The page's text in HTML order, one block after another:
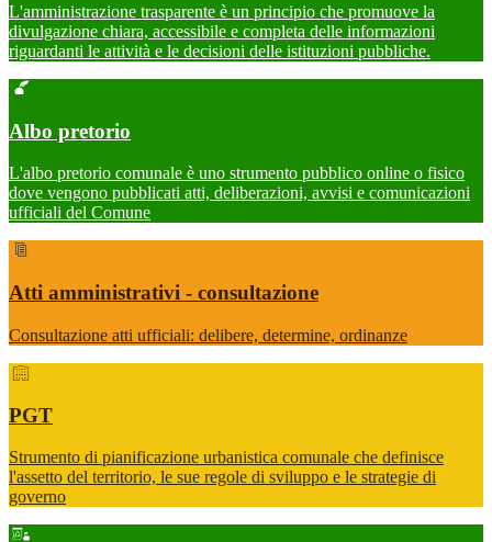
L'amministrazione trasparente è un principio che promuove la
divulgazione chiara, accessibile e completa delle informazioni
riguardanti le attività e le decisioni delle istituzioni pubbliche.
Albo pretorio
L'albo pretorio comunale è uno strumento pubblico online o fisico
dove vengono pubblicati atti, deliberazioni, avvisi e comunicazioni
ufficiali del Comune
Atti amministrativi - consultazione
Consultazione atti ufficiali: delibere, determine, ordinanze
PGT
Strumento di pianificazione urbanistica comunale che definisce
l'assetto del territorio, le sue regole di sviluppo e le strategie di
governo